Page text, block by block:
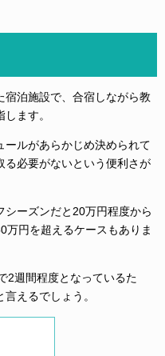
泊施設で、合宿しながら教
ます。
ルがあらかじめ決められて
る必要がないという便利さが
ーズンだと20万円程度から
万円を超えるケースもありま
2週間程度となっているた
えるでしょう。